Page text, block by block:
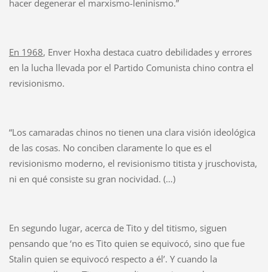
hacer degenerar el marxismo-leninismo.”
En 1968, Enver Hoxha destaca cuatro debilidades y errores
en la lucha llevada por el Partido Comunista chino contra el
revisionismo.
“Los camaradas chinos no tienen una clara visión ideológica
de las cosas. No conciben claramente lo que es el
revisionismo moderno, el revisionismo titista y jruschovista,
ni en qué consiste su gran nocividad. (…)
En segundo lugar, acerca de Tito y del titismo, siguen
pensando que ‘no es Tito quien se equivocó, sino que fue
Stalin quien se equivocó respecto a él’. Y cuando la